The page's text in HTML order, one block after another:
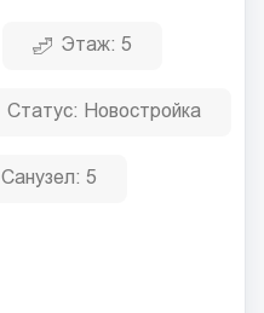
Этаж: 5
Статус: Новостройка
Санузел: 5